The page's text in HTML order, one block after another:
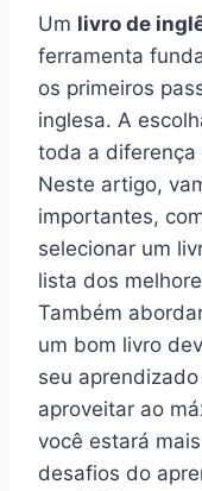
Um livro de
ferramenta
os primeiros
inglesa. A
toda a
Neste artigo,
importantes,
selecionar um
lista dos
Também
um bom livro
seu
aproveitar ao
você estará
desafios do